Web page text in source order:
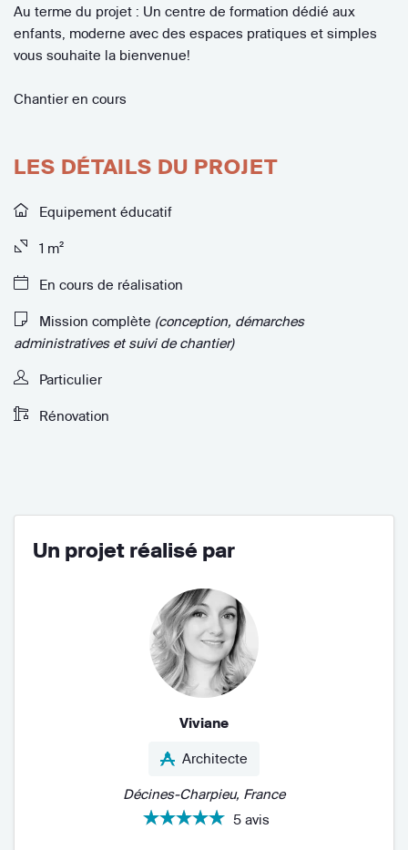
Au terme du projet : Un centre de formation dédié aux
enfants, moderne avec des espaces pratiques et simples
vous souhaite la bienvenue!
Chantier en cours
LES DÉTAILS DU PROJET
Equipement éducatif
1 m²
En cours de réalisation
Mission complète (conception, démarches
administratives et suivi de chantier)
Particulier
Rénovation
Un projet réalisé par
Viviane
Architecte
Décines-Charpieu, France
5 avis